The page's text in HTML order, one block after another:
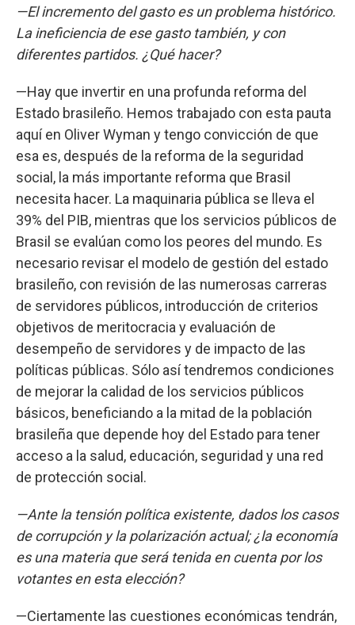
—El incremento del gasto es un problema histórico.
La ineficiencia de ese gasto también, y con
diferentes partidos. ¿Qué hacer?
—Hay que invertir en una profunda reforma del
Estado brasileño. Hemos trabajado con esta pauta
aquí en Oliver Wyman y tengo convicción de que
esa es, después de la reforma de la seguridad
social, la más importante reforma que Brasil
necesita hacer. La maquinaria pública se lleva el
39% del PIB, mientras que los servicios públicos de
Brasil se evalúan como los peores del mundo. Es
necesario revisar el modelo de gestión del estado
brasileño, con revisión de las numerosas carreras
de servidores públicos, introducción de criterios
objetivos de meritocracia y evaluación de
desempeño de servidores y de impacto de las
políticas públicas. Sólo así tendremos condiciones
de mejorar la calidad de los servicios públicos
básicos, beneficiando a la mitad de la población
brasileña que depende hoy del Estado para tener
acceso a la salud, educación, seguridad y una red
de protección social.
—Ante la tensión política existente, dados los casos
de corrupción y la polarización actual; ¿la economía
es una materia que será tenida en cuenta por los
votantes en esta elección?
—Ciertamente las cuestiones económicas tendrán,